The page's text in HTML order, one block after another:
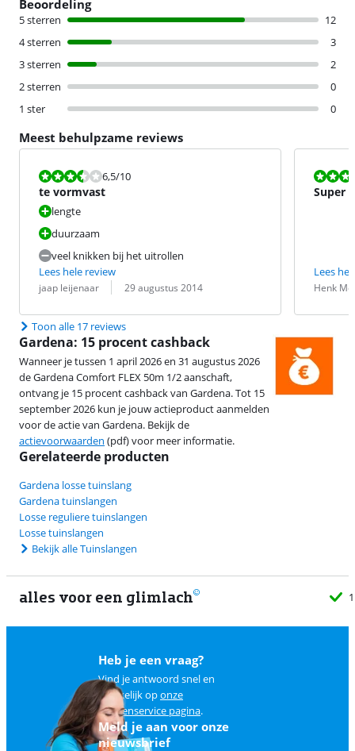
Beoordeling
5 sterren
12
4 sterren
3
3 sterren
2
2 sterren
0
1 ster
0
Meest behulpzame reviews
Beoordeling is 6,5 van de 10.
6,5/10
te vormvast
lengte
duurzaam
veel knikken bij het uitrollen
Lees hele review
Beoordeling door:
jaap leijenaar
Datum: 29 augustus 2014
Super
Lees
Henk
Datum:
Toon alle 17 reviews
Gardena: 15 procent cashback
Wanneer je tussen 1 april 2026 en 31 augustus 2026
de Gardena Comfort FLEX 50m 1/2 aanschaft,
ontvang je 15 procent cashback van Gardena. Tot 15
september 2026 kun je jouw actieproduct aanmelden
voor de actie van Gardena. Bekijk de
actievoorwaarden (pdf) voor meer informatie.
Gerelateerde producten
Gardena losse tuinslang
Gardena tuinslangen
Losse reguliere tuinslangen
Losse tuinslangen
Bekijk alle Tuinslangen
alles voor een glimlach
Heb je een vraag?
Vind je antwoord snel en
makkelijk oponze
klantenservice pagina.
Meld je aan voor onze
nieuwsbrief